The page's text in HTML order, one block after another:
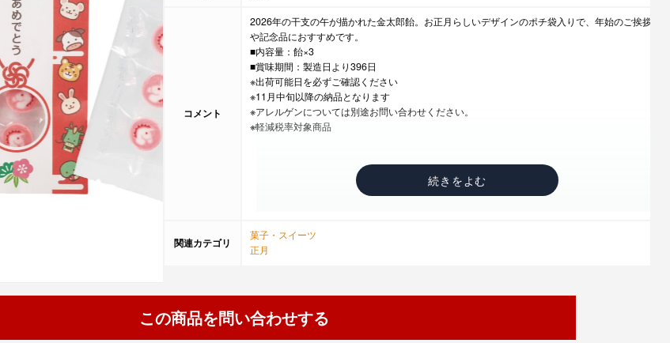
コメント
2026年の干支の午が描かれた金太郎飴。お正月らしいデザインのポチ袋入りで、年始のご挨拶
や記念品におすすめです。
■内容量：飴×3
■賞味期間：製造日より396日
※出荷可能日を必ずご確認ください
※11月中旬以降の納品となります
※アレルゲンについては別途お問い合わせください。
※軽減税率対象商品
関連カテゴリ
菓子・スイーツ
正月
この商品を問い合わせする